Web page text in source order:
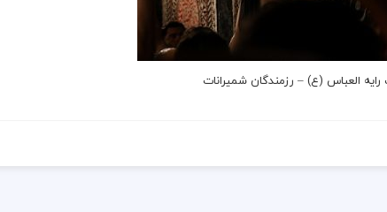
العباس (ع) – رزمندگان شمیرانات